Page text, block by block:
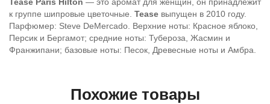
к группе шипровые цветочные. Tease выпущен в 2010 году.
Парфюмер: Steve DeMercado. Верхние ноты: Красное яблоко,
Персик и Бергамот; средние ноты: Тубероза, Жасмин и
Франжипани; базовые ноты: Песок, Древесные ноты и Амбра.
Похожие товары